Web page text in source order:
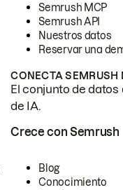
Semrush MCP
Semrush API
Nuestros datos
Reservar una
CONECTA SEMRUSH
El conjunto de
de IA.
Crece con Semrush
Blog
Conocimiento